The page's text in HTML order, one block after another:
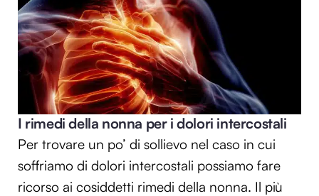
I rimedi della nonna per i dolori intercostali
Per trovare un po’ di sollievo nel caso in cui
soffriamo di dolori intercostali possiamo fare
ricorso ai cosiddetti rimedi della nonna. Il più